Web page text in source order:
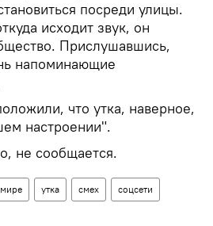
посреди улицы.
исходит звук, он
Прислушавшись,
напоминающие
что утка, наверное,
настроении".
не сообщается.
утка смех соцсети